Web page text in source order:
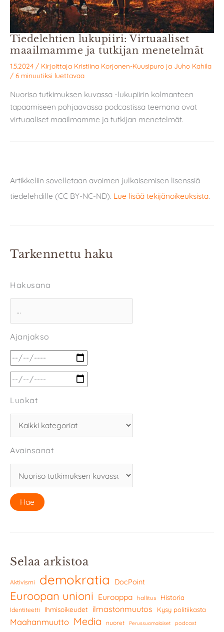
Tiedelehtien lukupiiri: Virtuaaliset
maailmamme ja tutkijan menetelmät
1.5.2024 / Kirjoittaja Kristiina Korjonen-Kuusipuro ja Juho Kahila
/ 6 minuutiksi luettavaa
Nuoriso tutkimuksen kuvassa -lukupiirin kolmanteen
tapaamiseen pohjaavassa podcastissa teemana ovat
virtuaaliset maailmamme ja tutkijan menetelmät.
Artikkeliin sovelletaan avoimen julkaisemisen lisenssiä
tiedelehdille (CC BY-NC-ND). Lue lisää tekijänoikeuksista.
Tarkennettu haku
Hakusana
Ajanjakso
Luokat
Avainsanat
Selaa arkistoa
Aktivismi demokratia DocPoint
Euroopan unioni Eurooppa hallitus Historia
Identiteetti Ihmisoikeudet ilmastonmuutos Kysy politiikasta
Maahanmuutto Media nuoret Perussuomalaiset podcast